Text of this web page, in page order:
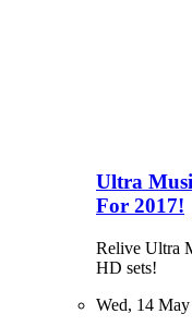
Ultra
For 2017!
Relive Ultra
HD sets!
Wed, 14